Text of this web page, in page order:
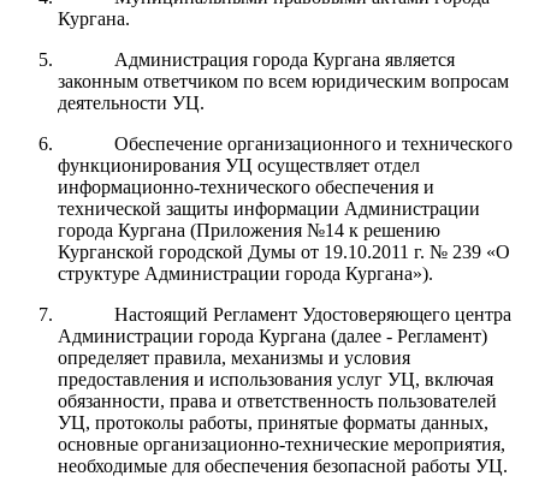
Кургана.
Администрация города Кургана является
законным ответчиком по всем юридическим вопросам
деятельности УЦ.
Обеспечение организационного и технического
функционирования УЦ осуществляет отдел
информационно-технического обеспечения и
технической защиты информации Администрации
города Кургана (Приложения №14 к решению
Курганской городской Думы от 19.10.2011 г. № 239 «О
структуре Администрации города Кургана»).
Настоящий Регламент Удостоверяющего центра
Администрации города Кургана (далее - Регламент)
определяет правила, механизмы и условия
предоставления и использования услуг УЦ, включая
обязанности, права и ответственность пользователей
УЦ, протоколы работы, принятые форматы данных,
основные организационно-технические мероприятия,
необходимые для обеспечения безопасной работы УЦ.